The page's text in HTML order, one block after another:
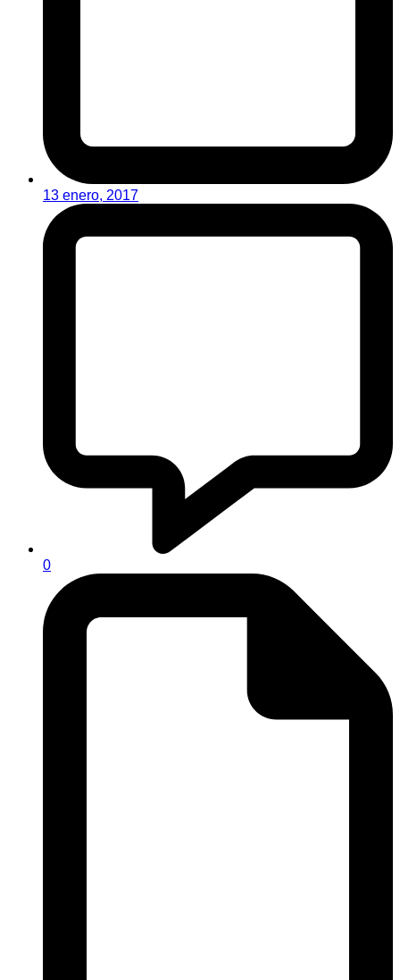
13 enero, 2017
0